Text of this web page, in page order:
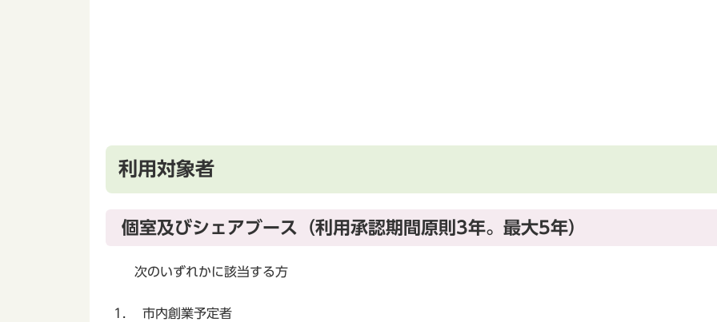
利用対象者
個室及びシェアブース（利用承認期間原則3年。最大5年）
次のいずれかに該当する方
市内創業予定者